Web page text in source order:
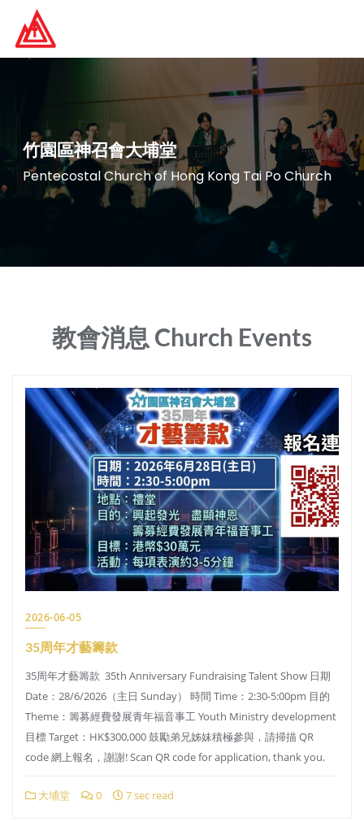
content
竹園區神召會大埔堂
Pentecostal Church of Hong Kong Tai Po Church
教會消息 Church Events
2026-06-05
35周年才藝籌款
35周年才藝籌款 35th Anniversary Fundraising Talent Show 日期
Date：28/6/2026（主日 Sunday） 時間 Time：2:30-5:00pm 目的
Theme：籌募經費發展青年福音事工 Youth Ministry development
目標 Target：HK$300,000 鼓勵弟兄姊妹積極參與，請掃描 QR
code 網上報名，謝謝! Scan QR code for application, thank you.
大埔堂 0 7 sec read